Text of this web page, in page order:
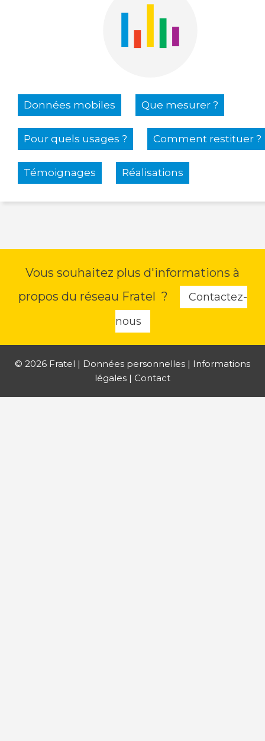
Données mobiles Que mesurer ?
Pour quels usages ? Comment restituer ?
Témoignages Réalisations
Vous souhaitez plus d'informations à
propos du réseau Fratel ?
Contactez-
nous
© 2026 Fratel | Données personnelles | Informations
légales | Contact